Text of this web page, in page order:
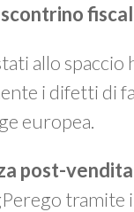
scontrino
allo spaccio
i difetti di
europea.
post-vendita
tramite